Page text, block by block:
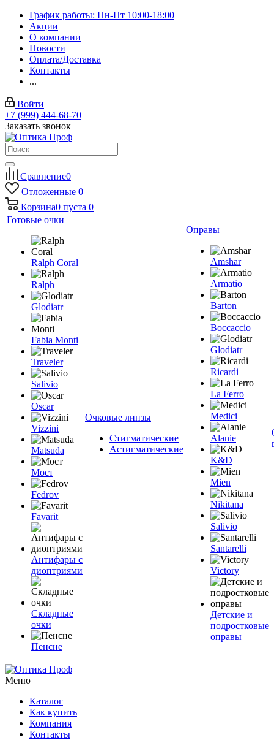
График работы: Пн-Пт 10:00-18:00
Акции
О компании
Новости
Оплата/Доставка
Контакты
...
Войти
+7 (999) 444-68-70
Заказать звонок
Сравнение0
Отложенные 0
Корзина0 пуста 0
Готовые очки
Ralph Coral
Ralph
Glodiatr
Fabia Monti
Traveler
Salivio
Oscar
Vizzini
Matsuda
Мост
Fedrov
Favarit
Антифары с
диоптриями
Складные
очки
Пенсне
Очковые линзы
Стигматические
Астигматические
Оправы
Amshar
Armatio
Barton
Boccaccio
Glodiatr
Ricardi
La Ferro
Medici
Alanie
K&D
Mien
Nikitana
Salivio
Santarelli
Victory
Детские и
подростковые
оправы
Меню
Каталог
Как купить
Компания
Контакты